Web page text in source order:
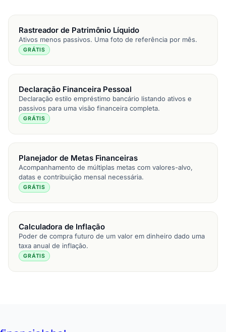
Rastreador de Patrimônio Líquido
Ativos menos passivos. Uma foto de referência por mês.
GRÁTIS
Declaração Financeira Pessoal
Declaração estilo empréstimo bancário listando ativos e
passivos para uma visão financeira completa.
GRÁTIS
Planejador de Metas Financeiras
Acompanhamento de múltiplas metas com valores-alvo,
datas e contribuição mensal necessária.
GRÁTIS
Calculadora de Inflação
Poder de compra futuro de um valor em dinheiro dado uma
taxa anual de inflação.
GRÁTIS